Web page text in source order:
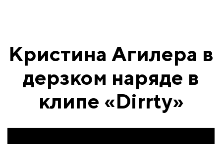
Кристина Агилера в
дерзком наряде в
клипе «Dirrty»